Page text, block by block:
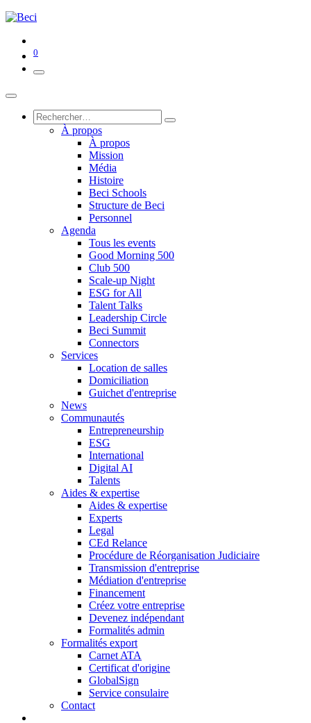
0
À propos
À propos
Mission
Média
Histoire
Beci Schools
Structure de Beci
Personnel
Agenda
Tous les events
Good Morning 500
Club 500
Scale-up Night
ESG for All
Talent Talks
Leadership Circle
Beci Summit
Connectors
Services
Location de salles
Domiciliation
Guichet d'entreprise
News
Communautés
Entrepreneurship
ESG
International
Digital AI
Talents
Aides & expertise
Aides & expertise
Experts
Legal
CEd Relance
Procédure de Réorganisation Judiciaire
Transmission d'entreprise
Médiation d'entreprise
Financement
Créez votre entreprise
Devenez indépendant
Formalités admin
Formalités export
Carnet ATA
Certificat d'origine
GlobalSign
Service consulaire
Contact